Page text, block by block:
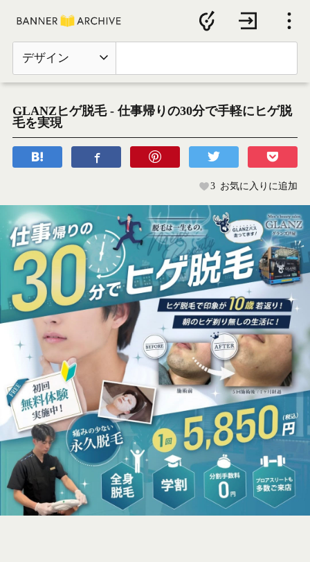
デザイン
GLANZヒゲ脱毛 - 仕事帰りの30分で手軽にヒゲ脱
毛を実現
3 お気に入りに追加